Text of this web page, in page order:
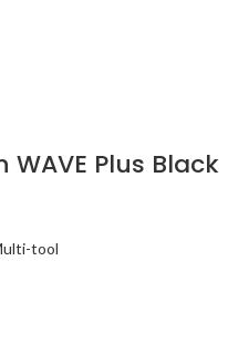
Plus Black
tool